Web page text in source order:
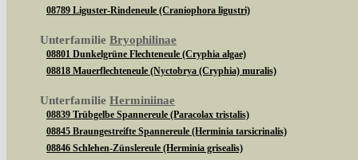
08789 Liguster-Rindeneule (Craniophora ligustri)
Unterfamilie Bryophilinae
08801 Dunkelgrüne Flechteneule (Cryphia algae)
08818 Mauerflechteneule (Nyctobrya (Cryphia) muralis)
Unterfamilie Herminiinae
08839 Trübgelbe Spannereule (Paracolax tristalis)
08845 Braungestreifte Spannereule (Herminia tarsicrinalis)
08846 Schlehen-Zünslereule (Herminia grisealis)